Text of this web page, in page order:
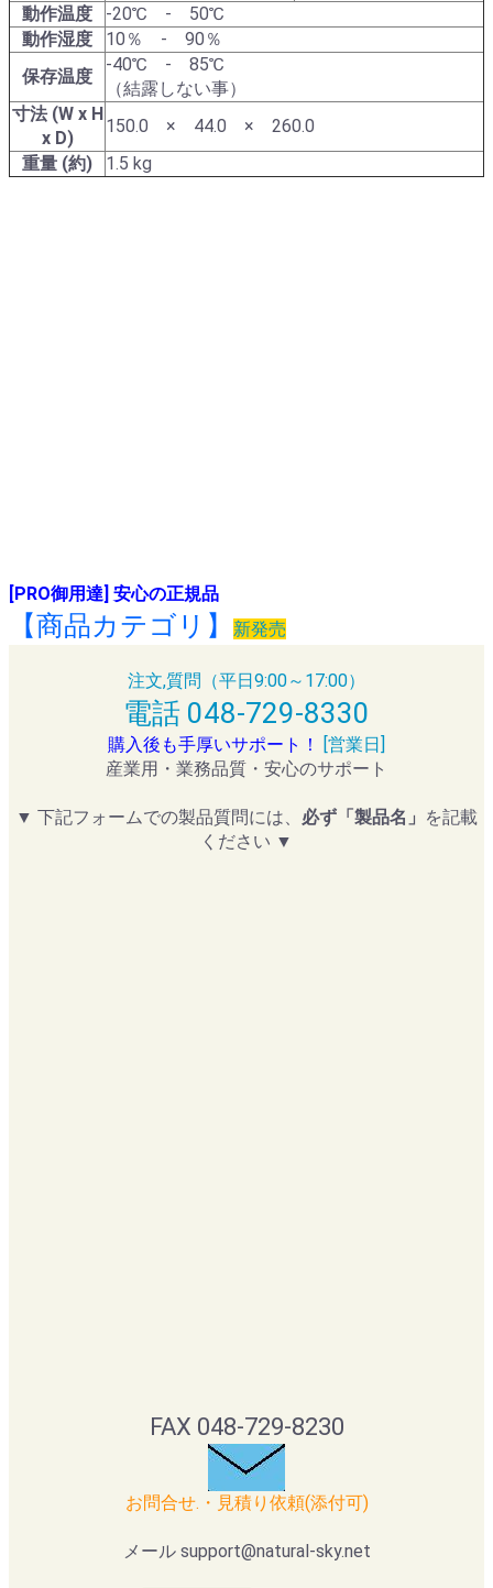
動作温度
-20℃ - 50℃
動作湿度
10％ - 90％
保存温度
-40℃ - 85℃
（結露しない事）
寸法 (W x H
x D)
150.0 × 44.0 × 260.0
重量 (約)
1.5 kg
[PRO御用達] 安心の正規品
【商品カテゴリ】 新発売
注文,質問（平日9:00～17:00）
電話 048-729-8330
購入後も手厚いサポート！
[営業日]
産業用・業務品質・安心のサポート
▼ 下記フォームでの製品質問には、 必ず「製品名」 を記載
ください ▼
FAX 048-729-8230
お問合せ.・見積り依頼(添付可)
メール support@natural-sky.net